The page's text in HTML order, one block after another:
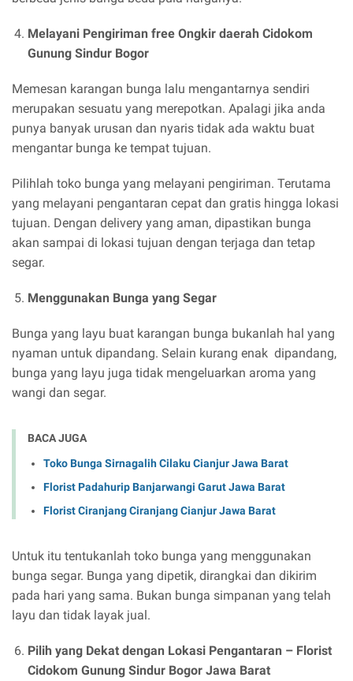
Melayani Pengiriman free Ongkir daerah Cidokom
Gunung Sindur Bogor
Memesan karangan bunga lalu mengantarnya sendiri
merupakan sesuatu yang merepotkan. Apalagi jika anda
punya banyak urusan dan nyaris tidak ada waktu buat
mengantar bunga ke tempat tujuan.
Pilihlah toko bunga yang melayani pengiriman. Terutama
yang melayani pengantaran cepat dan gratis hingga lokasi
tujuan. Dengan delivery yang aman, dipastikan bunga
akan sampai di lokasi tujuan dengan terjaga dan tetap
segar.
Menggunakan Bunga yang Segar
Bunga yang layu buat karangan bunga bukanlah hal yang
nyaman untuk dipandang. Selain kurang enak dipandang,
bunga yang layu juga tidak mengeluarkan aroma yang
wangi dan segar.
BACA JUGA
Toko Bunga Sirnagalih Cilaku Cianjur Jawa Barat
Florist Padahurip Banjarwangi Garut Jawa Barat
Florist Ciranjang Ciranjang Cianjur Jawa Barat
Untuk itu tentukanlah toko bunga yang menggunakan
bunga segar. Bunga yang dipetik, dirangkai dan dikirim
pada hari yang sama. Bukan bunga simpanan yang telah
layu dan tidak layak jual.
Pilih yang Dekat dengan Lokasi Pengantaran – Florist
Cidokom Gunung Sindur Bogor Jawa Barat